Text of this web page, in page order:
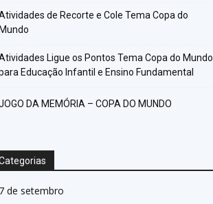
de Recorte e Cole Tema Copa do
Ligue os Pontos Tema Copa do Mundo
Educação Infantil e Ensino Fundamental
DA MEMÓRIA – COPA DO MUNDO
de setembro